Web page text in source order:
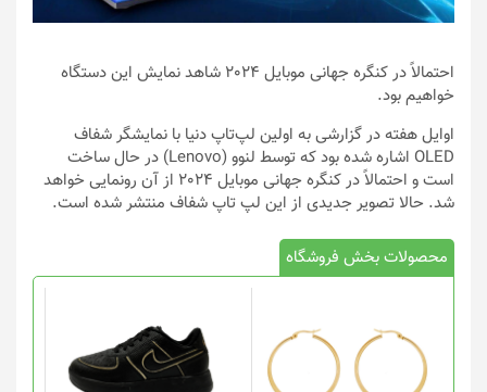
احتمالاً در کنگره جهانی موبایل 2024‌ شاهد نمایش این دستگاه
خواهیم بود.
اوایل هفته در گزارشی به اولین لپ‌تاپ دنیا با نمایشگر شفاف
OLED اشاره شده بود که توسط لنوو (Lenovo) در حال ساخت
است و احتمالاً در کنگره جهانی موبایل 2024‌ از آن رونمایی خواهد
شد. حالا تصویر جدیدی از این لپ تاپ شفاف منتشر شده است.
محصولات بخش فروشگاه
محصول
دارای